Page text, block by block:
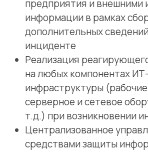
АВТОМАТИЗАЦИЯ
Автоматическое выполнение
формируемых из коллекции
разработанных производителем
скриптов
Автоматическое выполнение
задач, которые ранее
вручную
Среда разработки и
собственных скриптов и
РЕАГИРОВАНИЕ